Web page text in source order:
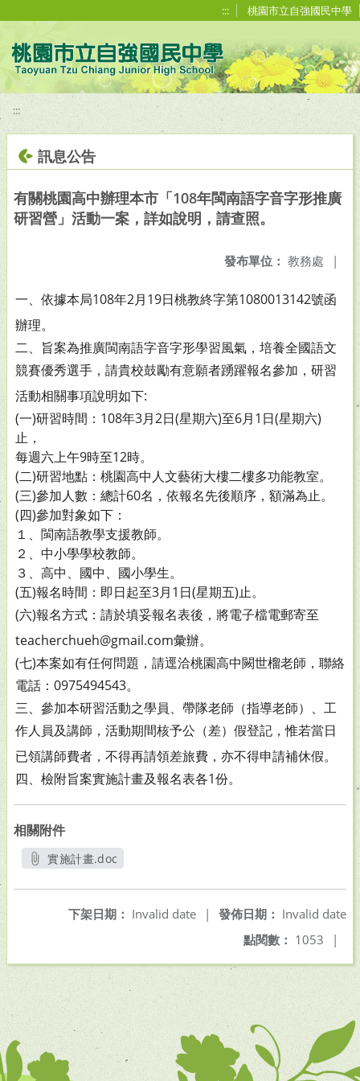
::: 桃園市立自強國民中學
:::
訊息公告
有關桃園高中辦理本市「108年閩南語字音字形推廣
研習營」活動一案，詳如說明，請查照。
發布單位： 教務處 |
一、依據本局108年2月19日桃教終字第1080013142號函
辦理。
二、旨案為推廣閩南語字音字形學習風氣，培養全國語文
競賽優秀選手，請貴校鼓勵有意願者踴躍報名參加，研習
活動相關事項說明如下:
(一)研習時間：108年3月2日(星期六)至6月1日(星期六)
止，
每週六上午9時至12時。
(二)研習地點：桃園高中人文藝術大樓二樓多功能教室。
(三)參加人數：總計60名，依報名先後順序，額滿為止。
(四)參加對象如下：
１、閩南語教學支援教師。
２、中小學學校教師。
３、高中、國中、國小學生。
(五)報名時間：即日起至3月1日(星期五)止。
(六)報名方式：請於填妥報名表後，將電子檔電郵寄至
teacherchueh@gmail.com彙辦。
(七)本案如有任何問題，請逕洽桃園高中闕世榴老師，聯絡
電話：0975494543。
三、參加本研習活動之學員、帶隊老師（指導老師）、工
作人 員及講師，活動期間核予公（差）假登記，惟若當日
已領講師費者，不得再請領差旅費，亦不得申請補休假。
四、檢附旨案實施計畫及報名表各1份。
相關附件
實施計畫.doc
發佈日期： Invalid date
下架日期： Invalid date
|
點閱數： 1053 |